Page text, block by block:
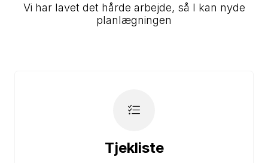
Vi har lavet det hårde arbejde, så I kan nyde
planlægningen
Tjekliste